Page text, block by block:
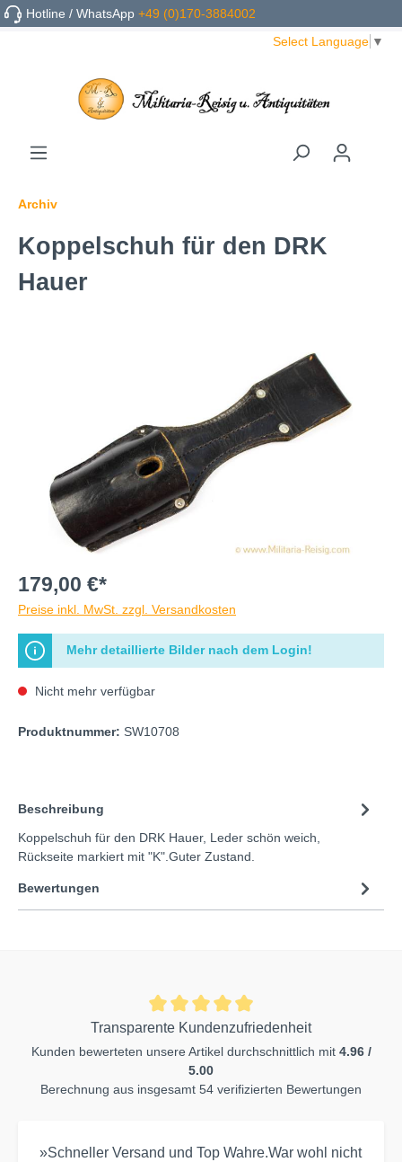
Hotline / WhatsApp+49 (0)170-3884002
Select Language ▼
Archiv
Koppelschuh für den DRK
Hauer
179,00 €*
Preise inkl. MwSt. zzgl. Versandkosten
Mehr detaillierte Bilder nach dem Login!
Nicht mehr verfügbar
Produktnummer: SW10708
Beschreibung
Koppelschuh für den DRK Hauer, Leder schön weich,
Rückseite markiert mit "K".Guter Zustand.
Bewertungen
Transparente Kundenzufriedenheit
Kunden bewerteten unsere Artikel durchschnittlich mit 4.96 /
5.00
Berechnung aus insgesamt 54 verifizierten Bewertungen
»Schneller Versand und Top Wahre.War wohl nicht